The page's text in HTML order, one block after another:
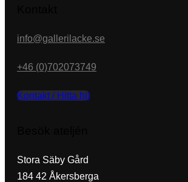
info@gallerilacke.se
+46 (0)702073749
Kontakt / Hitta hit
Stora Säby Gård
184 42 Åkersberga